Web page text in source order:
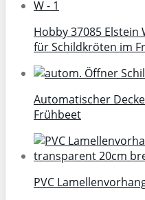
Hobby 37085 Elstein
für Schildkröten im
Automatischer
Frühbeet
PVC